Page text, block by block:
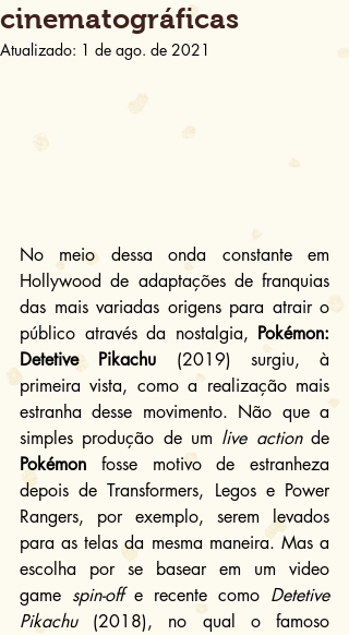
cinematográficas
Atualizado: 1 de ago. de 2021
No meio dessa onda constante em
Hollywood de adaptações de franquias
das mais variadas origens para atrair o
público através da nostalgia, Pokémon:
Detetive Pikachu (2019) surgiu, à
primeira vista, como a realização mais
estranha desse movimento. Não que a
simples produção de um live action
Pokémon fosse motivo de estranheza
depois de Transformers, Legos e Power
Rangers, por exemplo, serem levados
para as telas da mesma maneira. Mas a
escolha por se basear em um video
game spin-off e recente como Detetive
Pikachu (2018), no qual o famoso